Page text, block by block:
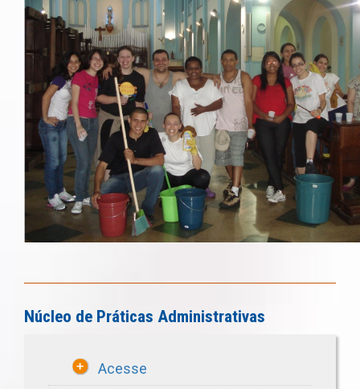
Núcleo de Práticas Administrativas
Acesse